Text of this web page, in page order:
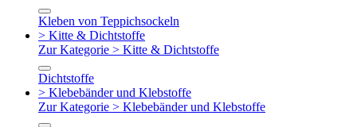
Kleben von Teppichsockeln
> Kitte & Dichtstoffe
Zur Kategorie > Kitte & Dichtstoffe
Dichtstoffe
> Klebebänder und Klebstoffe
Zur Kategorie > Klebebänder und Klebstoffe